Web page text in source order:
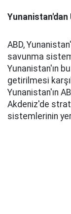
Yunanistan'dan
ABD,
savunma
Yunanistan'ın
getirilmesi
Yunanistan'ın
Akdeniz'de
sistemlerinin